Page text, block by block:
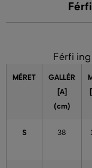
Férfi
MÉRET
GALLÉR
[A]
(cm)
S 38